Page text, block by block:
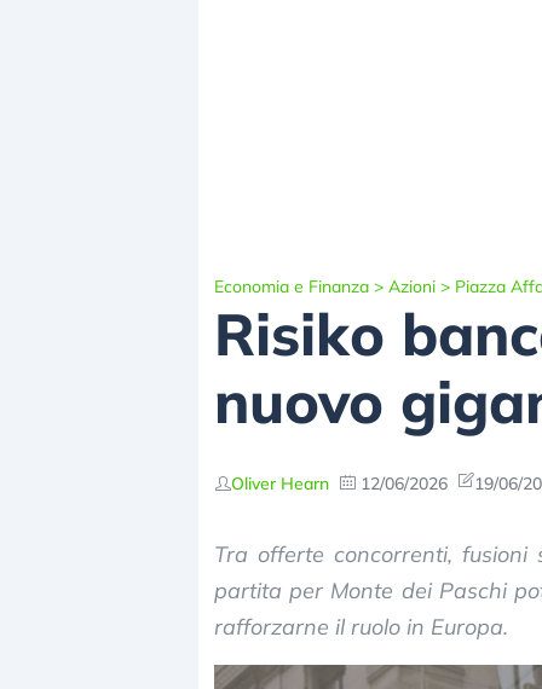
Economia e Finanza > Azioni > Piazza
Risiko
nuovo
Oliver Hearn 12/06/2026 19/06/
Tra offerte concorrenti,
partita per Monte dei Paschi
rafforzarne il ruolo in Europa.